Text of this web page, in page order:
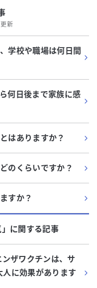
新
学校や職場は何日間
何日後まで家族に感
はありますか？
のくらいですか？
すか？
」に関する記事
ザワクチンは、サ
に効果があります